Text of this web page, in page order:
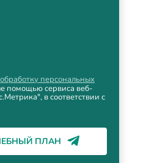
обработку персональных
помощью сервиса веб-
в соответствии с
ПЛАН